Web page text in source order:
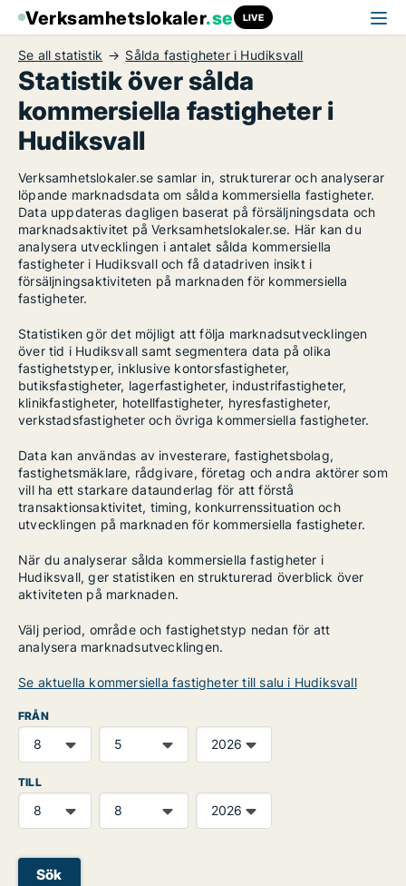
Verksamhetslokaler.se LIVE
Se all statistik Sålda fastigheter i Hudiksvall
Statistik över sålda
kommersiella fastigheter i
Hudiksvall
Verksamhetslokaler.se samlar in, strukturerar och analyserar
löpande marknadsdata om sålda kommersiella fastigheter.
Data uppdateras dagligen baserat på försäljningsdata och
marknadsaktivitet på Verksamhetslokaler.se. Här kan du
analysera utvecklingen i antalet sålda kommersiella
fastigheter i Hudiksvall och få datadriven insikt i
försäljningsaktiviteten på marknaden för kommersiella
fastigheter.
Statistiken gör det möjligt att följa marknadsutvecklingen
över tid i Hudiksvall samt segmentera data på olika
fastighetstyper, inklusive kontorsfastigheter,
butiksfastigheter, lagerfastigheter, industrifastigheter,
klinikfastigheter, hotellfastigheter, hyresfastigheter,
verkstadsfastigheter och övriga kommersiella fastigheter.
Data kan användas av investerare, fastighetsbolag,
fastighetsmäklare, rådgivare, företag och andra aktörer som
vill ha ett starkare dataunderlag för att förstå
transaktionsaktivitet, timing, konkurrenssituation och
utvecklingen på marknaden för kommersiella fastigheter.
När du analyserar sålda kommersiella fastigheter i
Hudiksvall, ger statistiken en strukturerad överblick över
aktiviteten på marknaden.
Välj period, område och fastighetstyp nedan för att
analysera marknadsutvecklingen.
Se aktuella kommersiella fastigheter till salu i Hudiksvall
FRÅN
TILL
Sök